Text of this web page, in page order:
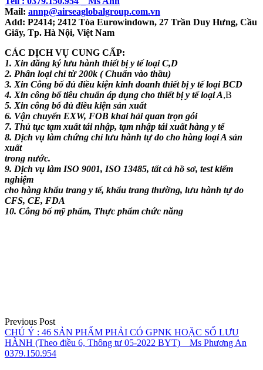
Mail: annp@airseaglobalgroup.com.vn
Add: P2414; 2412 Tòa Eurowindown, 27 Trần Duy Hưng, Cầu
Giấy, Tp. Hà Nội, Việt Nam
CÁC DỊCH VỤ CUNG CẤP:
1. Xin đăng ký lưu hành thiết bị y tế loại C,D
2. Phân loại chỉ từ 200k ( Chuẩn vào thầu)
3. Xin Công bố đủ điều kiện kinh doanh thiết bị y tế loại BCD
4. Xin công bố tiêu chuẩn áp dụng cho thiết bị y tế loại A,B
5. Xin công bố đủ điều kiện sản xuất
6. Vận chuyển EXW, FOB khai hải quan trọn gói
7. Thủ tục tạm xuất tái nhập, tạm nhập tái xuất hàng y tế
8. Dịch vụ làm chứng chỉ lưu hành tự do cho hàng loại A sản
xuất
trong nước.
9. Dịch vụ làm ISO 9001, ISO 13485, tất cả hồ sơ, test kiểm
nghiệm
cho hàng khẩu trang y tế, khẩu trang thường, lưu hành tự do
CFS, CE, FDA
10. Công bố mỹ phẩm, Thực phẩm chức năng
Previous Post
CHÚ Ý : 46 SẢN PHẨM PHẢI CÓ GPNK HOẶC SỐ LƯU
HÀNH (Theo điều 6, Thông tư 05-2022 BYT) _ Ms Phương An
0379.150.954